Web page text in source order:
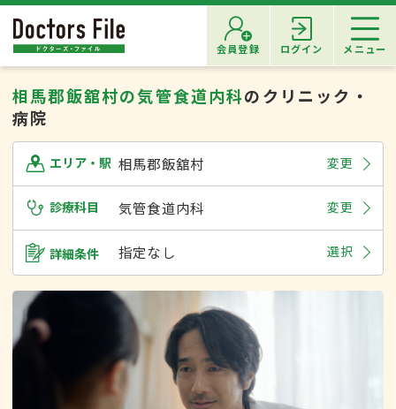
会員登録 ログイン メニュー
相馬郡飯舘村の気管食道内科のクリニック・
病院
エリア・駅 相馬郡飯舘村 変更
診療科目 気管食道内科 変更
詳細条件 指定なし 選択